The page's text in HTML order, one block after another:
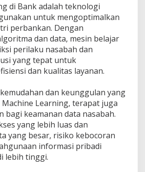
di Bank adalah teknologi
untuk mengoptimalkan
perbankan. Dengan
dan data, mesin belajar
perilaku nasabah dan
yang tepat untuk
dan kualitas layanan.
dan keunggulan yang
Learning, terapat juga
bagi keamanan data nasabah.
yang lebih luas dan
yang besar, risiko kebocoran
informasi pribadi
lebih tinggi.